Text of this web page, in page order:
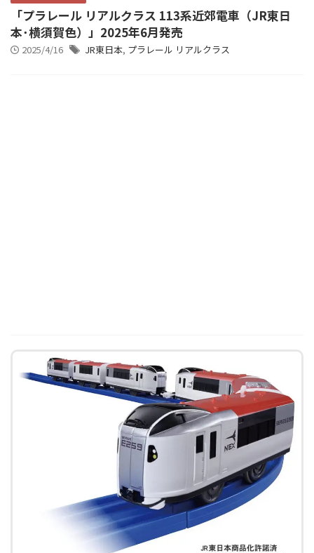
「プラレール リアルクラス 113系近郊電車（JR東日
本･横須賀色）」2025年6月発売
2025/4/16 JR東日本, プラレール リアルクラス